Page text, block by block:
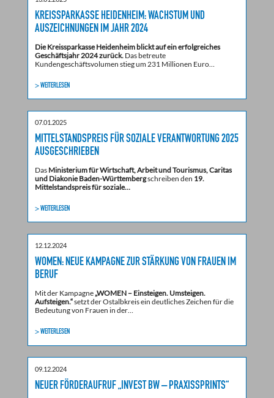
KREISSPARKASSE HEIDENHEIM: WACHSTUM UND
AUSZEICHNUNGEN IM JAHR 2024
Die Kreissparkasse Heidenheim blickt auf ein erfolgreiches
Geschäftsjahr 2024 zurück. Das betreute
Kundengeschäftsvolumen stieg um 231 Millionen Euro…
> WEITERLESEN
07.01.2025
MITTELSTANDSPREIS FÜR SOZIALE VERANTWORTUNG 2025
AUSGESCHRIEBEN
Das Ministerium für Wirtschaft, Arbeit und Tourismus, Caritas
und Diakonie Baden-Württembergschreiben den 19.
Mittelstandspreis für soziale…
> WEITERLESEN
12.12.2024
WOMEN: NEUE KAMPAGNE ZUR STÄRKUNG VON FRAUEN IM
BERUF
Mit der Kampagne „WOMEN – Einsteigen. Umsteigen.
Aufsteigen.“setzt der Ostalbkreis ein deutliches Zeichen für die
Bedeutung von Frauen in der…
> WEITERLESEN
09.12.2024
NEUER FÖRDERAUFRUF „INVEST BW – PRAXISSPRINTS“